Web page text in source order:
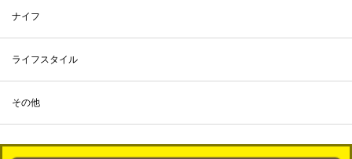
ナイフ
ライフスタイル
その他